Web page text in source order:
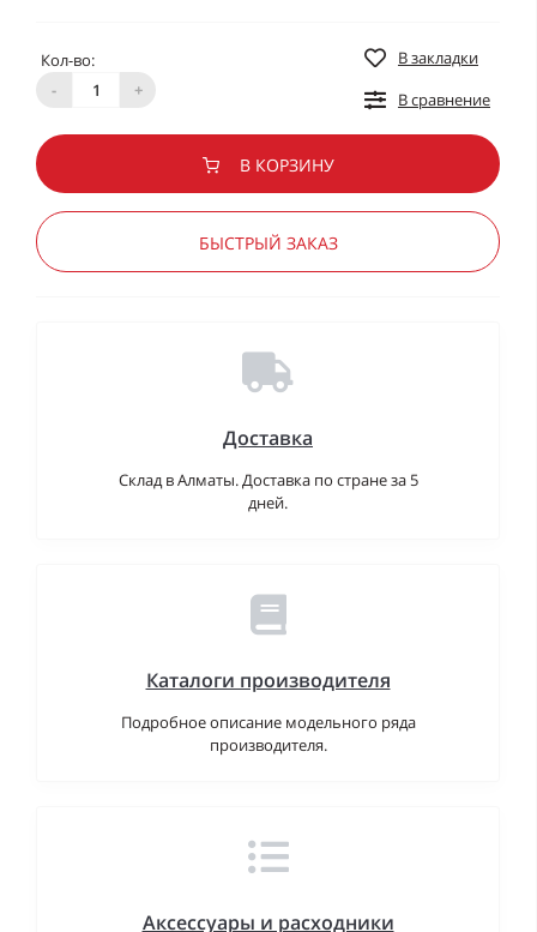
Кол-во:
-
+
В закладки
В сравнение
В КОРЗИНУ
БЫСТРЫЙ ЗАКАЗ
Доставка
Склад в Алматы. Доставка по стране за 5
дней.
Каталоги производителя
Подробное описание модельного ряда
производителя.
Аксессуары и расходники